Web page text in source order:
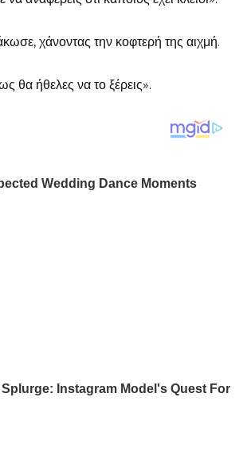
χάνοντας την κοφτερή της αιχμή.
θα ήθελες να το ξέρεις».